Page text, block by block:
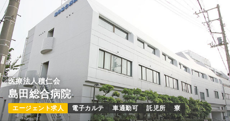
ICU系 正看護師 一般病院
2交代（常勤）
給与 30.4 賞与3.7ヶ月
※経験3年の例
時間 8:30～17:30
（休憩60分）
4週8休以上
ブランク可
第二新卒可
月給31万円以上可
医療法人積仁会
島田総合病院
エージェント求人 電子カルテ 車通勤可 託児所 寮